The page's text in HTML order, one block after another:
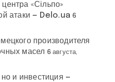
«Сільпо»
атаки — Delo.ua 6
производителя
масел 6 августа,
но и инвестиция —